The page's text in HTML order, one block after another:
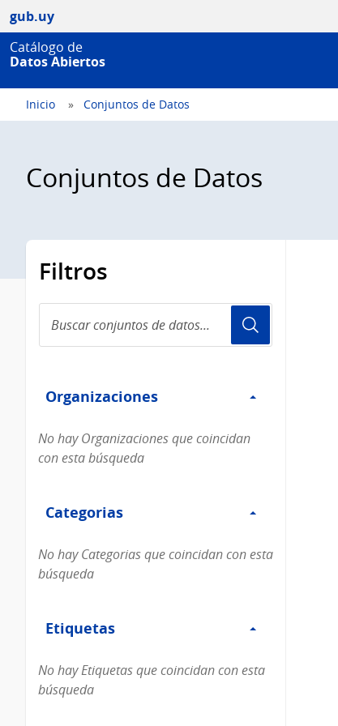
gub.uy
Catálogo de
Datos Abiertos
Inicio Conjuntos de Datos
Conjuntos de Datos
Filtros
conjuntos
de
Organizaciones
Organizaciones
No hay Organizaciones que coincidan
con esta búsqueda
Categorias
Categorias
No hay Categorias que coincidan con esta
búsqueda
Etiquetas
Etiquetas
No hay Etiquetas que coincidan con esta
búsqueda